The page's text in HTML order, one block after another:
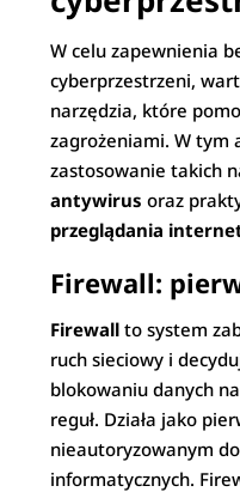
W celu zapewnienia
cyberprzestrzeni,
narzędzia, które
zagrożeniami. W tym
zastosowanie takich
antywirus oraz
przeglądania
Firewall:
Firewall to system
ruch sieciowy i
blokowaniu danych
reguł. Działa jako
nieautoryzowanym
informatycznych.